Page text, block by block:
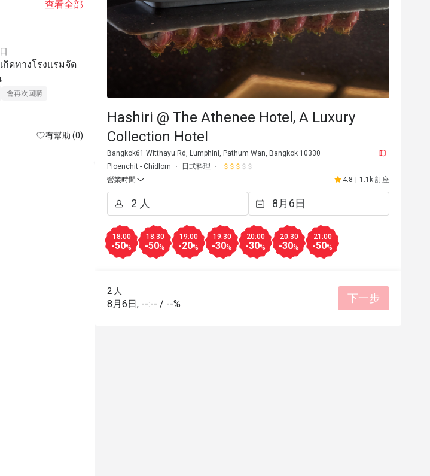
查看全部
กิดทางโรงแรมจัด
會再次回購
有幫助 (0)
B***e
2025年7月8日
อาหารอร่อยทุกจานตก
ให้มาก็ได้ พนักงานก็น่า
Hashiri @ The Athenee Hotel, A Luxury
Collection Hotel
Bangkok61 Witthayu Rd, Lumphini, Pathum Wan, Bangkok 10330
Ploenchit - Chidlom
日式料理
營業時間
4.8 1.1k 訂座
18:00
-50%
18:30
-50%
19:00
-20%
19:30
-30%
20:00
-30%
20:30
-30%
21:00
-50%
2 人
8月6日, --:-- / --% 下一步